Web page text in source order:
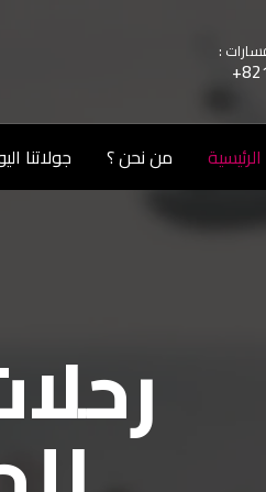
:
الرئيسية من نحن ؟ جولاتنا